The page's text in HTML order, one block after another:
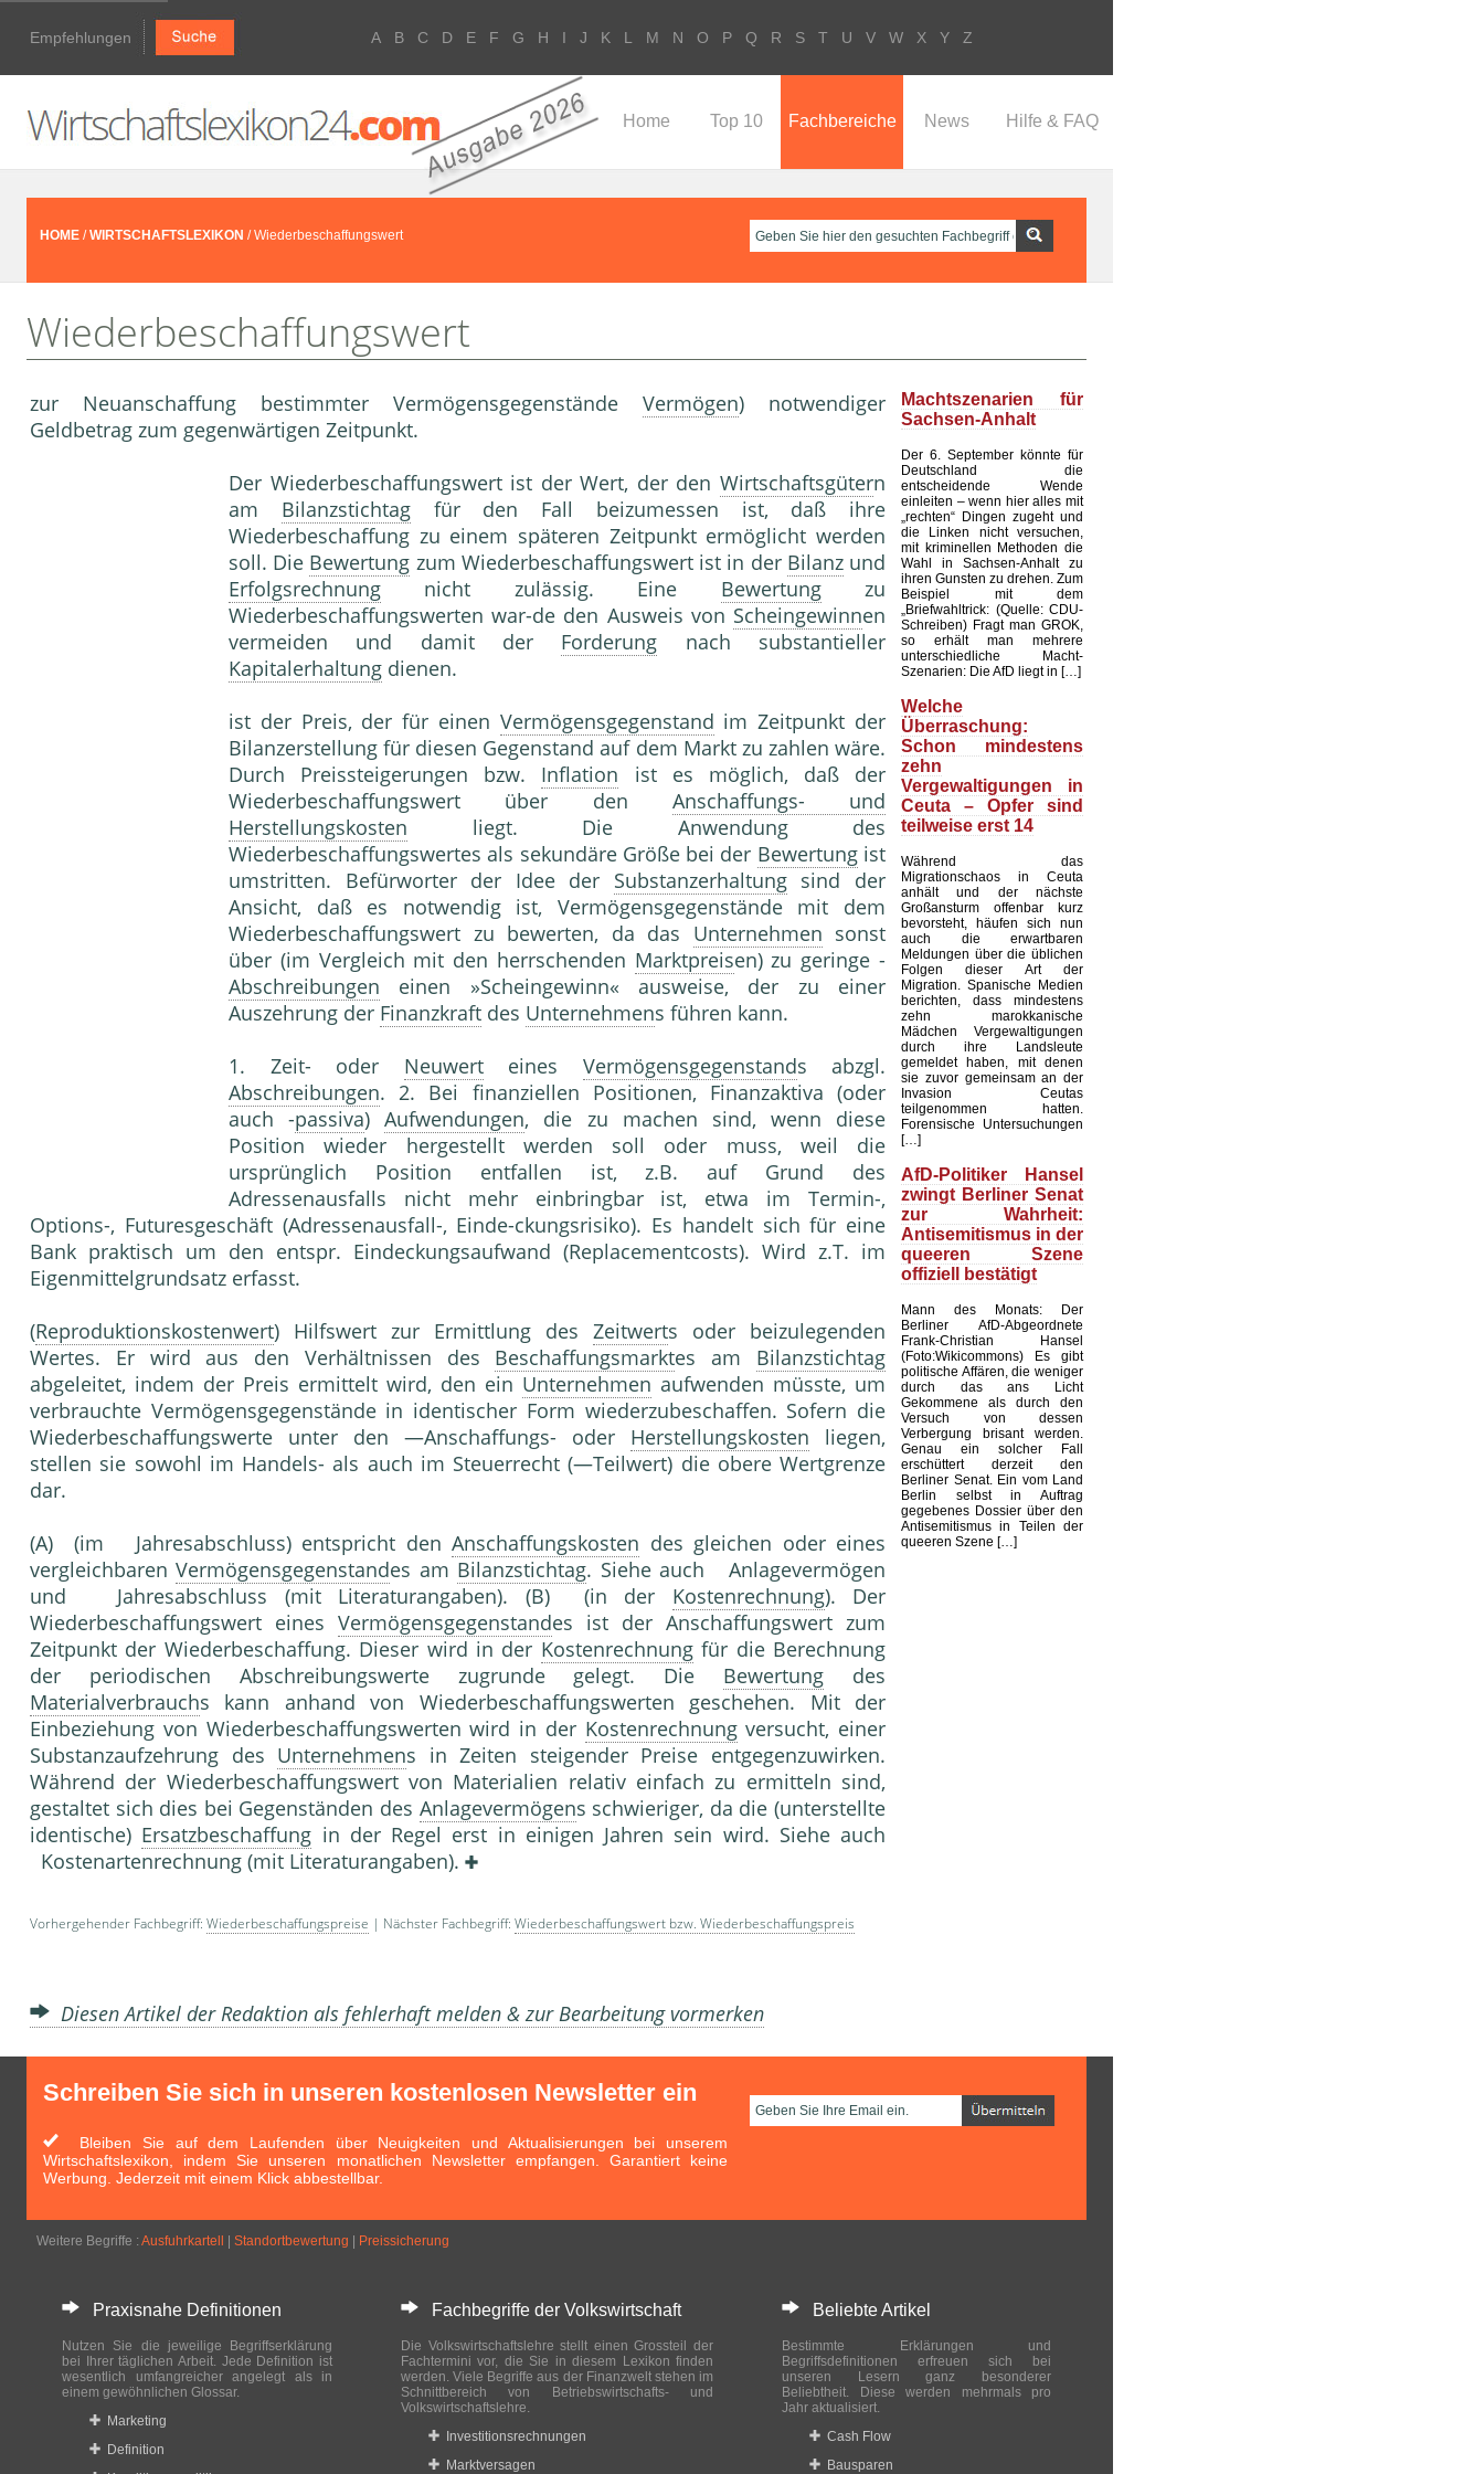
Empfehlungen A B C D E F G H I J K L M N O P Q R S T U V W X Y Z
Home Top 10 Fachbereiche News Hilfe & FAQ
HOME /WIRTSCHAFTSLEXIKON / Wiederbeschaffungswert
Wiederbeschaffungswert
zur Neuanschaffung bestimmter Vermögensgegenstände Vermögen) notwendiger
Geldbetrag zum gegenwärtigen Zeitpunkt.
Der Wiederbeschaffungswert ist der Wert, der den Wirtschaftsgütern
am Bilanzstichtagfür den Fall beizumessen ist, daß ihre
Wiederbeschaffung zu einem späteren Zeitpunkt ermöglicht werden
soll. Die Bewertung zum Wiederbeschaffungswert ist in der Bilanzund
Erfolgsrechnung nicht zulässig. Eine Bewertungzu
Wiederbeschaffungswerten war-de den Ausweis von Scheingewinnen
vermeiden und damit der Forderung nach substantieller
Kapitalerhaltung dienen.
ist der Preis, der für einen Vermögensgegenstand im Zeitpunkt der
Bilanzerstellung für diesen Gegenstand auf dem Markt zu zahlen wäre.
Durch Preissteigerungen bzw. Inflation ist es möglich, daß der
Wiederbeschaffungswert über den Anschaffungs- und
Herstellungskosten liegt. Die Anwendung des
Wiederbeschaffungswertes als sekundäre Größe bei der Bewertungist
umstritten. Befürworter der Idee der Substanzerhaltungsind der
Ansicht, daß es notwendig ist, Vermögensgegenstände mit dem
Wiederbeschaffungswert zu bewerten, da das Unternehmen sonst
über (im Vergleich mit den herrschenden Marktpreisen) zu geringe -
Abschreibungen einen »Scheingewinn« ausweise, der zu einer
Auszehrung der Finanzkraft des Unternehmens führen kann.
1. Zeit- oder Neuwerteines Vermögensgegenstands abzgl.
Abschreibungen. 2. Bei finanziellen Positionen, Finanzaktiva (oder
auch -passiva)Aufwendungen, die zu machen sind, wenn diese
Position wieder hergestellt werden soll oder muss, weil die
ursprünglich Position entfallen ist, z.B. auf Grund des
Adressenausfalls nicht mehr einbringbar ist, etwa im Termin-,
Options-, Futuresgeschäft (Adressenausfall-, Einde-ckungsrisiko). Es handelt sich für eine
Bank praktisch um den entspr. Eindeckungsaufwand (Replacementcosts). Wird z.T. im
Eigenmittelgrundsatz erfasst.
(Reproduktionskostenwert) Hilfswert zur Ermittlung des Zeitwerts oder beizulegenden
Wertes. Er wird aus den Verhältnissen des Beschaffungsmarktes am Bilanzstichtag
abgeleitet, indem der Preis ermittelt wird, den ein Unternehmen aufwenden müsste, um
verbrauchte Vermögensgegenstände in identischer Form wiederzubeschaffen. Sofern die
Wiederbeschaffungswerte unter den —Anschaffungs- oder Herstellungskosten liegen,
stellen sie sowohl im Handels- als auch im Steuerrecht (—Teilwert) die obere Wertgrenze
dar.
(A) (im Jahresabschluss) entspricht den Anschaffungskosten des gleichen oder eines
vergleichbarenVermögensgegenstandes am Bilanzstichtag. Siehe auch Anlagevermögen
und Jahresabschluss (mit Literaturangaben). (B) (in der Kostenrechnung). Der
Wiederbeschaffungswert eines Vermögensgegenstandes ist der Anschaf­fungswert zum
Zeitpunkt der Wiederbeschaffung. Dieser wird in der Kostenrechnungfür die Berech­nung
der periodischen Abschreibungswerte zugrunde gelegt. Die Bewertung des
Materialverbrauchs kann anhand von Wiederbeschaffungswerten geschehen. Mit der
Einbeziehung von Wiederbeschaf­fungswerten wird in der Kostenrechnungversucht, einer
Substanzaufzehrung des Unternehmens in Zei­ten steigender Preise entgegenzuwirken.
Während der Wiederbeschaffungswert von Materialien relativ einfach zu ermitteln sind,
gestaltet sich dies bei Gegenständen des Anlagevermögens schwieriger, da die (unterstellte
identische) Ersatzbeschaffung in der Regel erst in einigen Jahren sein wird. Siehe auch
Kostenartenrechnung (mit Literaturangaben).
Vorhergehender Fachbegriff: Wiederbeschaffungspreise | Nächster Fachbegriff: Wiederbeschaffungswert bzw. Wiederbeschaffungspreis
Diesen Artikel der Redaktion als fehlerhaft melden & zur Bearbeitung vormerken
Machtszenarien für
Sachsen-Anhalt
Der 6. September könnte für
Deutschland die
entscheidende Wende
einleiten – wenn hier alles mit
„rechten“ Dingen zugeht und
die Linken nicht versuchen,
mit kriminellen Methoden die
Wahl in Sachsen-Anhalt zu
ihren Gunsten zu drehen. Zum
Beispiel mit dem
„Briefwahltrick: (Quelle: CDU-
Schreiben) Fragt man GROK,
so erhält man mehrere
unterschiedliche Macht-
Szenarien: Die AfD liegt in […]
Welche
Überraschung:
Schon mindestens
zehn
Vergewaltigungen in
Ceuta – Opfer sind
teilweise erst 14
Während das
Migrationschaos in Ceuta
anhält und der nächste
Großansturm offenbar kurz
bevorsteht, häufen sich nun
auch die erwartbaren
Meldungen über die üblichen
Folgen dieser Art der
Migration. Spanische Medien
berichten, dass mindestens
zehn marokkanische
Mädchen Vergewaltigungen
durch ihre Landsleute
gemeldet haben, mit denen
sie zuvor gemeinsam an der
Invasion Ceutas
teilgenommen hatten.
Forensische Untersuchungen
[…]
AfD-Politiker Hansel
zwingt Berliner Senat
zur Wahrheit:
Antisemitismus in der
queeren Szene
offiziell bestätigt
Mann des Monats: Der
Berliner AfD-Abgeordnete
Frank-Christian Hansel
(Foto:Wikicommons) Es gibt
politische Affären, die weniger
durch das ans Licht
Gekommene als durch den
Versuch von dessen
Verbergung brisant werden.
Genau ein solcher Fall
erschüttert derzeit den
Berliner Senat. Ein vom Land
Berlin selbst in Auftrag
gegebenes Dossier über den
Antisemitismus in Teilen der
queeren Szene […]
Schreiben Sie sich in unseren kostenlosen Newsletter ein
Bleiben Sie auf dem Laufenden über Neuigkeiten und Aktualisierungen bei unserem
Wirtschaftslexikon, indem Sie unseren monatlichen Newsletter empfangen. Garantiert keine
Werbung. Jederzeit mit einem Klick abbestellbar.
Weitere Begriffe : Ausfuhrkartell Standortbewertung Preissicherung
Praxisnahe Definitionen
Nutzen Sie die jeweilige Begriffserklärung
bei Ihrer täglichen Arbeit. Jede Definition ist
wesentlich umfangreicher angelegt als in
einem gewöhnlichen Glossar.
Marketing
Definition
Fachbegriffe der Volkswirtschaft
Die Volkswirtschaftslehre stellt einen Grossteil der
Fachtermini vor, die Sie in diesem Lexikon finden
werden. Viele Begriffe aus der Finanzwelt stehen im
Schnittbereich von Betriebswirtschafts- und
Volkswirtschaftslehre.
Investitionsrechnungen
Marktversagen
Beliebte Artikel
Bestimmte Erklärungen und
Begriffsdefinitionen erfreuen sich bei
unseren Lesern ganz besonderer
Beliebtheit. Diese werden mehrmals pro
Jahr aktualisiert.
Cash Flow
Bausparen